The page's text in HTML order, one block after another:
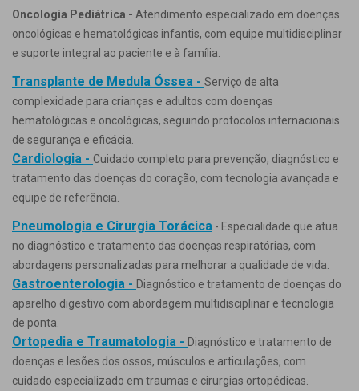
Oncologia Pediátrica - Atendimento especializado em doenças
oncológicas e hematológicas infantis, com equipe multidisciplinar
e suporte integral ao paciente e à família.
Transplante de Medula Óssea - Serviço de alta
complexidade para crianças e adultos com doenças
hematológicas e oncológicas, seguindo protocolos internacionais
de segurança e eficácia.
Cardiologia - Cuidado completo para prevenção, diagnóstico e
tratamento das doenças do coração, com tecnologia avançada e
equipe de referência.
Pneumologia e Cirurgia Torácica - Especialidade que atua
no diagnóstico e tratamento das doenças respiratórias, com
abordagens personalizadas para melhorar a qualidade de vida.
Gastroenterologia - Diagnóstico e tratamento de doenças do
aparelho digestivo com abordagem multidisciplinar e tecnologia
de ponta.
Ortopedia e Traumatologia - Diagnóstico e tratamento de
doenças e lesões dos ossos, músculos e articulações, com
cuidado especializado em traumas e cirurgias ortopédicas.